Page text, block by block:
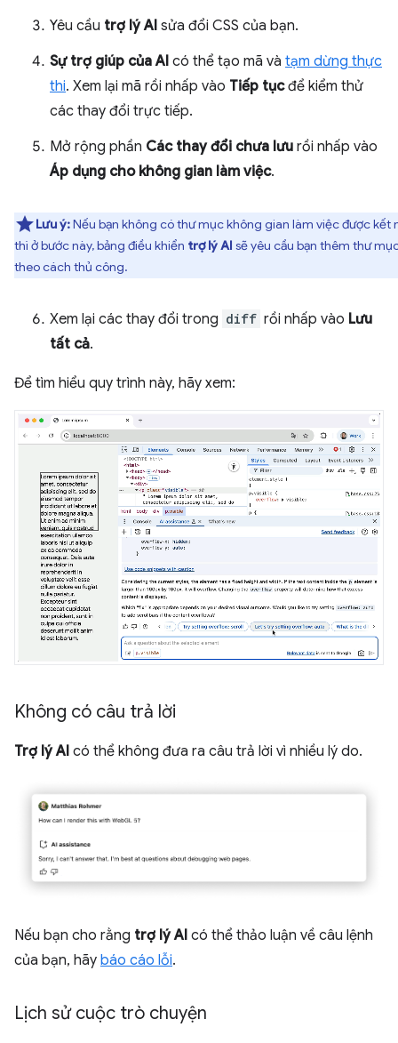
Yêu cầu trợ lý AI sửa đổi CSS của bạn.
Sự trợ giúp của AI có thể tạo mã và tạm dừng thực
thi. Xem lại mã rồi nhấp vào Tiếp tụcđể kiểm thử
các thay đổi trực tiếp.
Mở rộng phần Các thay đổi chưa lưu rồi nhấp vào
Áp dụng cho không gian làm việc.
Lưu ý:Nếu bạn không có thư mục không gian làm việc được kết
thì ở bước này, bảng điều khiển trợ lý AI sẽ yêu cầu bạn thêm thư
theo cách thủ công.
Xem lại các thay đổi trong diff rồi nhấp vào Lưu
tất cả.
Để tìm hiểu quy trình này, hãy xem:
Không có câu trả lời
Trợ lý AI có thể không đưa ra câu trả lời vì nhiều lý do.
Nếu bạn cho rằng trợ lý AI có thể thảo luận về câu lệnh
của bạn, hãy báo cáo lỗi.
Lịch sử cuộc trò chuyện